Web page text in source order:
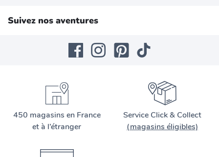
Suivez nos aventures
450 magasins en France
et à l’étranger
Service Click & Collect
(magasins éligibles)